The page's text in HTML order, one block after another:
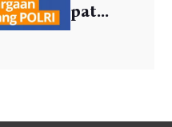
pat...